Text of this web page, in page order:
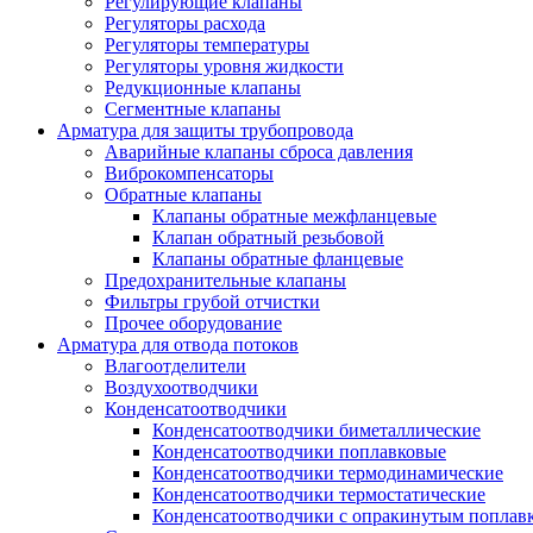
Регуляторы расхода
Регуляторы температуры
Регуляторы уровня жидкости
Редукционные клапаны
Сегментные клапаны
Арматура для защиты трубопровода
Аварийные клапаны сброса давления
Виброкомпенсаторы
Обратные клапаны
Клапаны обратные межфланцевые
Клапан обратный резьбовой
Клапаны обратные фланцевые
Предохранительные клапаны
Фильтры грубой отчистки
Прочее оборудование
Арматура для отвода потоков
Влагоотделители
Воздухоотводчики
Конденсатоотводчики
Конденсатоотводчики биметаллические
Конденсатоотводчики поплавковые
Конденсатоотводчики термодинамические
Конденсатоотводчики термостатические
Конденсатоотводчики с опракинутым